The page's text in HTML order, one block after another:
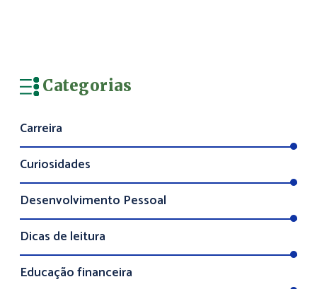
Categorias
Carreira
Curiosidades
Desenvolvimento Pessoal
Dicas de leitura
Educação financeira